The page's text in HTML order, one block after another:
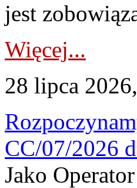
jest
Więcej...
28 lipca
CC/07/2026
Jako